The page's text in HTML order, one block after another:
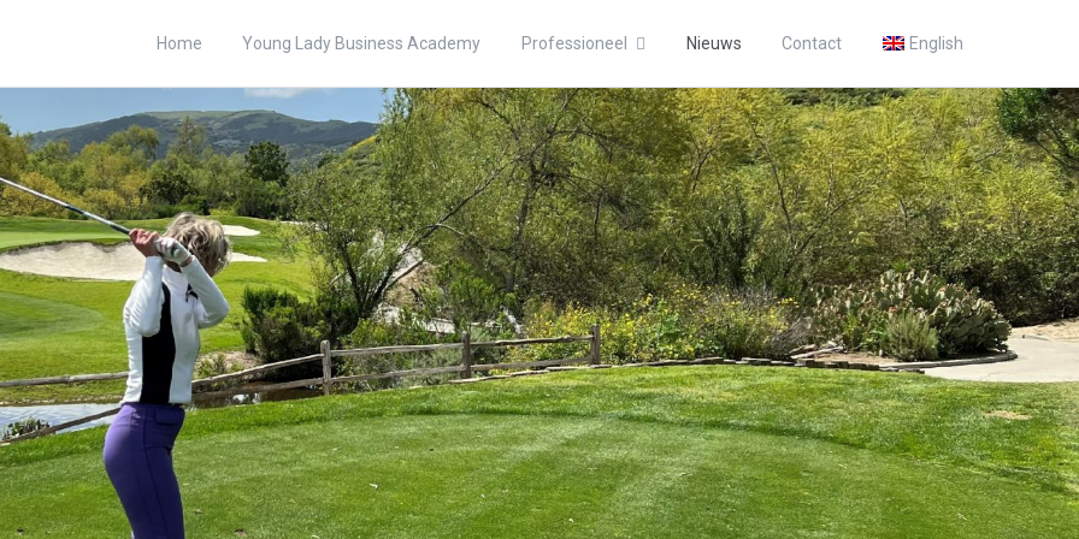
Home Young Lady Business Academy Professioneel Nieuws Contact English